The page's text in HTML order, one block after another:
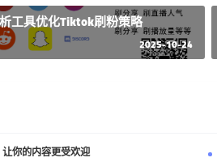
工具优化Tiktok刷粉策略
2025-10-24
你的内容更受欢迎